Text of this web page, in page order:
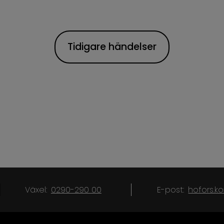
Tidigare händelser
Växel: 0290-290 00 E-post: